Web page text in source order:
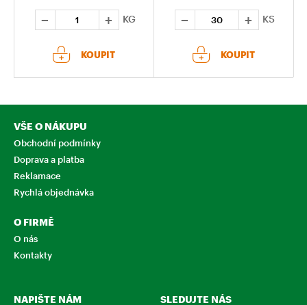
KG
KOUPIT
KS
KOUPIT
VŠE O NÁKUPU
Obchodní podmínky
Doprava a platba
Reklamace
Rychlá objednávka
O FIRMĚ
O nás
Kontakty
NAPIŠTE NÁM SLEDUJTE NÁS